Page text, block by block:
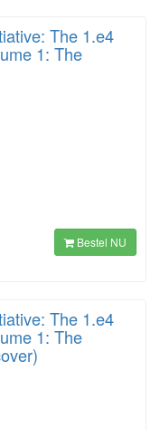
The 1.e4
1: The
Bestel NU
The 1.e4
1: The